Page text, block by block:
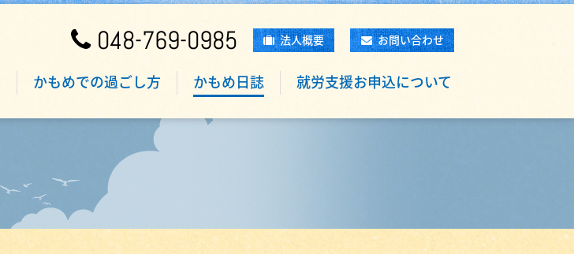
048-769-0985 法人概要 お問い合わせ
かもめでの過ごし方 かもめ日誌 就労支援お申込について